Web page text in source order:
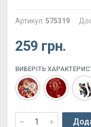
Артикул: 575319
259 грн.
ВИБЕРІТЬ